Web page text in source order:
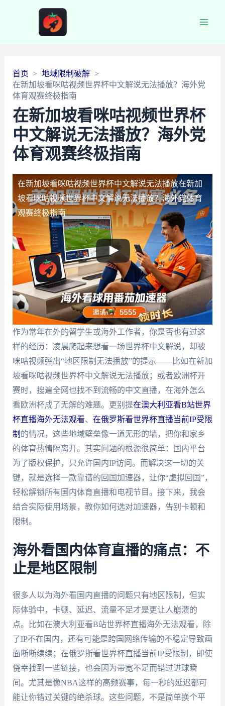
首页
地域限制破解
在新加坡看咪咕视频世界杯中文解说无法播放？海外党
体育观赛终极指南
在新加坡看咪咕视频世界杯
中文解说无法播放？海外党
体育观赛终极指南
在新加坡看咪咕视频世界杯中文解说无法播放在新加
坡看咪咕视频世界杯中文解说无法播放？海外党体育
观赛终极指南
作为常年在外的留学生或海外工作者，你是否也有过这
样的经历：凌晨爬起来想看一场世界杯中文解说，却被
咪咕视频弹出“地区限制无法播放”的提示——比如在新加
坡看咪咕视频世界杯中文解说无法播放；或者欧洲杯开
赛时，搜遍全网也找不到流畅的中文直播，在海外怎么
看欧洲杯成了无解的难题。更别提在澳大利亚看B站世界
杯直播海外无法观看、 在俄罗斯看世界杯直播当前IP受限
制 的情况，这些地域壁垒像一道无形的墙，把你和家乡
的体育热情隔离开。其实问题的根源很简单：国内平台
为了版权保护，只允许国内IP访问。而解决这一切的关
键，就是选择一款靠谱的回国加速器，让你“虚拟回国”，
轻松解锁所有国内体育直播和电视节目。接下来，我会
结合实际使用场景，教你如何选对加速器，告别卡顿和
限制。
海外看国内体育直播的痛点：不
止是地区限制
很多人以为海外看国内直播的问题只有地区限制，但实
际体验中，卡顿、延迟、流量不足才是更让人崩溃的
点。比如在澳大利亚看B站世界杯直播海外无法观看，除
了IP不在国内，还有可能是跨国网络传输的不稳定导致画
面断断续续；在俄罗斯看世界杯直播当前IP受限制，即使
侥幸找到一些链接，也会因为带宽不足而错过进球瞬
间。尤其是像NBA这样的高频赛事，每一秒的延迟都可
能让你错过关键的绝杀球。这些问题，不是简单换个平